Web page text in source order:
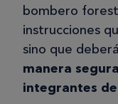
bombero
instrucciones
sino que
manera
integrantes